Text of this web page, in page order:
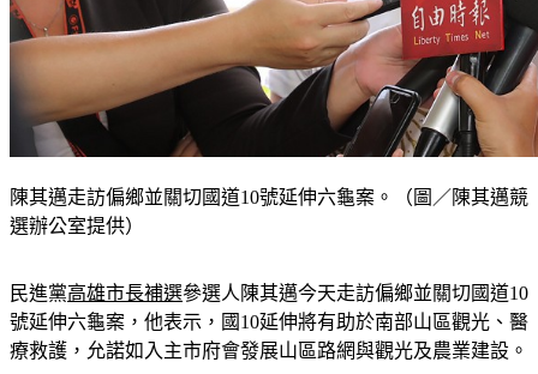
陳其邁走訪偏鄉並關切國道10號延伸六龜案。（圖／陳其邁競
選辦公室提供）
民進黨高雄市長補選參選人陳其邁今天走訪偏鄉並關切國道10
號延伸六龜案，他表示，國10延伸將有助於南部山區觀光、醫
療救護，允諾如入主市府會發展山區路網與觀光及農業建設。